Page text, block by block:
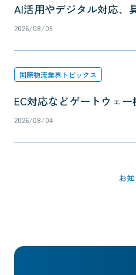
AI活用やデジタル対応、
2026/08/05
国際物流業界トピックス
EC対応などゲートウェ
2026/08/04
お